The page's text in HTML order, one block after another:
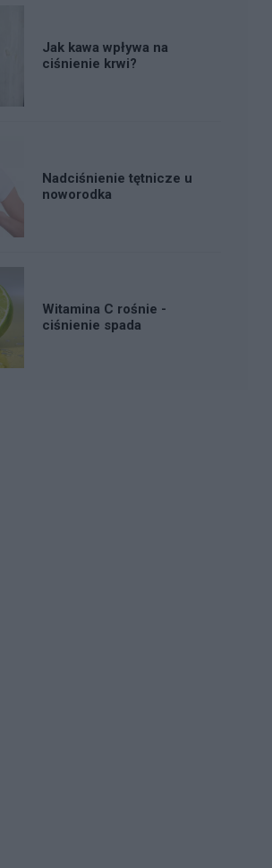
Jak kawa wpływa na
ciśnienie krwi?
Nadciśnienie tętnicze u
noworodka
Witamina C rośnie -
ciśnienie spada